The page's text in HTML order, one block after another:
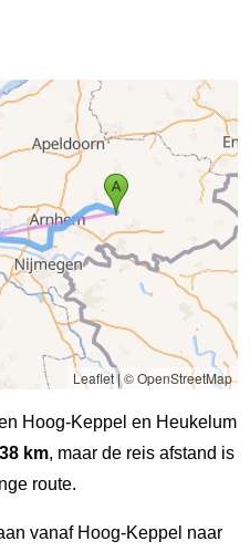
Leaflet|© OpenStreetMap
Hoog-Keppel en Heukelum
km, maar de reis afstand is
route.
vanaf Hoog-Keppel naar